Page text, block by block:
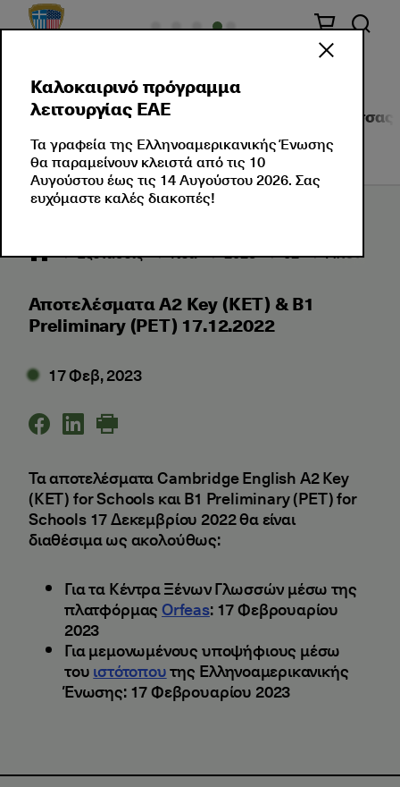
Σχετικά με Εμάς Πιστοποιήσεις Ξένης Γλώσσας
Εξετάσεις Νέα 2023 02
Αποτελέσματα A2 Key (KET) & B1
Preliminary (PET) 17.12.2022
17 Φεβ, 2023
Τα αποτελέσματα Cambridge English A2 Key
(KET) for Schools και B1 Preliminary (PET) for
Schools 17 Δεκεμβρίου 2022 θα είναι
διαθέσιμα ως ακολούθως:
Για τα Κέντρα Ξένων Γλωσσών μέσω της
πλατφόρμαςOrfeas: 17 Φεβρουαρίου
2023
Για μεμονωμένους υποψήφιους μέσω
τουιστότοπουτης Ελληνοαμερικανικής
Ένωσης: 17 Φεβρουαρίου 2023
Καλοκαιρινό πρόγραμμα
λειτουργίας ΕΑΕ
Τα γραφεία της Ελληνοαμερικανικής Ένωσης
θα παραμείνουν κλειστά από τις 10
Αυγούστου έως τις 14 Αυγούστου 2026. Σας
ευχόμαστε καλές διακοπές!